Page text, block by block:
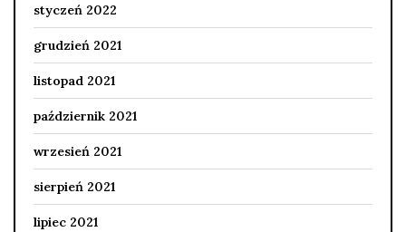
styczeń 2022
grudzień 2021
listopad 2021
październik 2021
wrzesień 2021
sierpień 2021
lipiec 2021